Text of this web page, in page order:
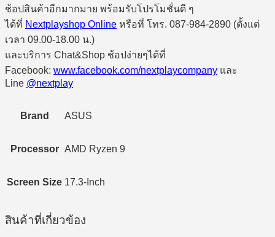
ช้อปสินค้าอีกมากมาย พร้อมรับโปรโมชั่นดี ๆ
ได้ที่ Nextplayshop Online หรือที่ โทร. 087-984-2890 (ตั้งแต่
เวลา 09.00-18.00 น.)
และบริการ Chat&Shop ช้อปง่ายๆได้ที่
Facebook: www.facebook.com/nextplaycompany และ
Line @nextplay
Brand ASUS
Processor AMD Ryzen 9
Screen Size 17.3-Inch
สินค้าที่เกี่ยวข้อง